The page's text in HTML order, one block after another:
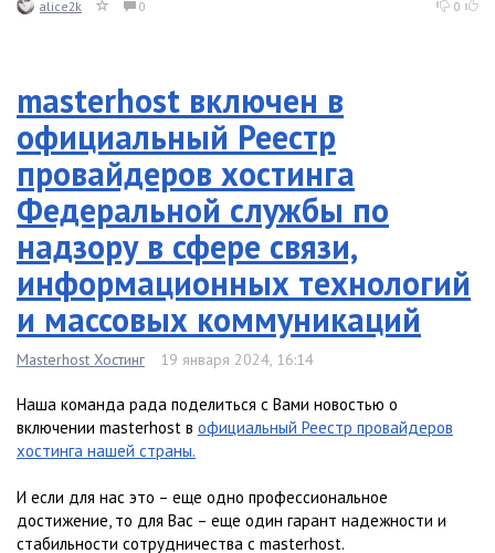
alice2k 0 0
masterhost включен в
официальный Реестр
провайдеров хостинга
Федеральной службы по
надзору в сфере связи,
информационных технологий
и массовых коммуникаций
Masterhost Хостинг 19 января 2024, 16:14
Наша команда рада поделиться с Вами новостью о
включении masterhost в официальный Реестр провайдеров
хостинга нашей страны.
И если для нас это – еще одно профессиональное
достижение, то для Вас – еще один гарант надежности и
стабильности сотрудничества с masterhost.